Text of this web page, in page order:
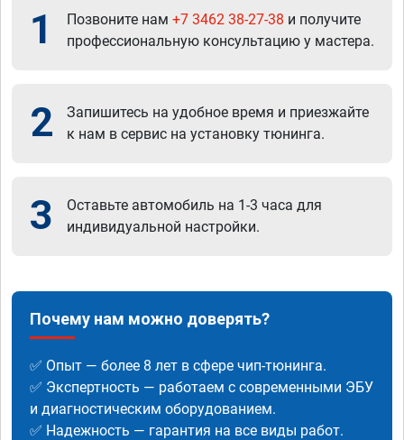
1 Позвоните нам +7 3462 38-27-38 и получите
профессиональную консультацию у мастера.
2
Запишитесь на удобное время и приезжайте
к нам в сервис на установку тюнинга.
3
Оставьте автомобиль на 1-3 часа для
индивидуальной настройки.
Почему нам можно доверять?
✅ Опыт — более 8 лет в сфере чип-тюнинга.
✅ Экспертность — работаем с современными ЭБУ
и диагностическим оборудованием.
✅ Надежность — гарантия на все виды работ.